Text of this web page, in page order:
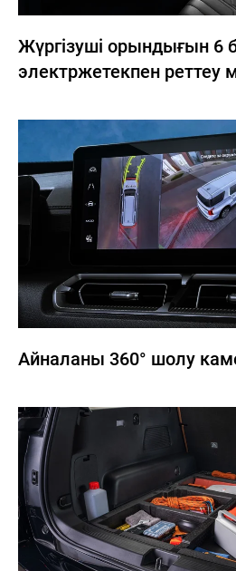
Жүргізуші орындығын 6
электржетекпен реттеу
Айналаны 360° шолу